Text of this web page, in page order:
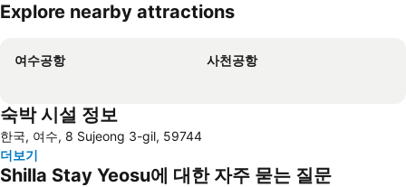
Explore nearby attractions
여수공항 사천공항
숙박 시설 정보
한국, 여수, 8 Sujeong 3-gil, 59744
더보기
Shilla Stay Yeosu에 대한 자주 묻는 질문